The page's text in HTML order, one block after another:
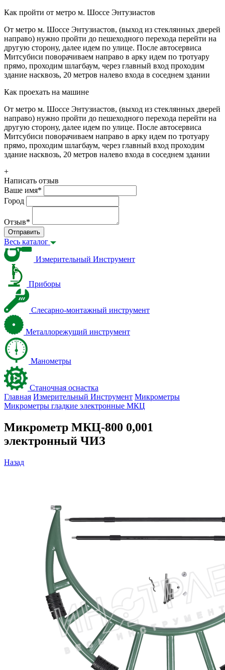
Как пройти от метро м. Шоссе Энтузиастов
От метро м. Шоссе Энтузиастов, (выход из стеклянных дверей
направо) нужно пройти до пешеходного перехода перейти на
другую сторону, далее идем по улице. После автосервиса
Митсубиси поворачиваем направо в арку идем по тротуару
прямо, проходим шлагбаум, через главный вход проходим
здание насквозь, 20 метров налево входа в соседнем здании
Как проехать на машине
От метро м. Шоссе Энтузиастов, (выход из стеклянных дверей
направо) нужно пройти до пешеходного перехода перейти на
другую сторону, далее идем по улице. После автосервиса
Митсубиси поворачиваем направо в арку идем по тротуару
прямо, проходим шлагбаум, через главный вход проходим
здание насквозь, 20 метров налево входа в соседнем здании
+
Написать отзыв
Ваше имя*
Город
Отзыв*
Отправить
Весь каталог
Измерительный Инструмент
Приборы
Слесарно-монтажный инструмент
Металлорежущий инструмент
Манометры
Станочная оснастка
Главная Измерительный Инструмент Микрометры
Микрометры гладкие электронные МКЦ
Микрометр МКЦ-800 0,001
электронный ЧИЗ
Назад